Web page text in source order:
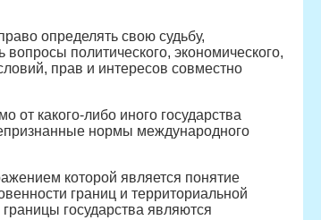
определять свою судьбу,
политического, экономического,
прав и интересов совместно
от какого-либо иного государства
нормы международного
которой является понятие
границ и территориальной
государства являются